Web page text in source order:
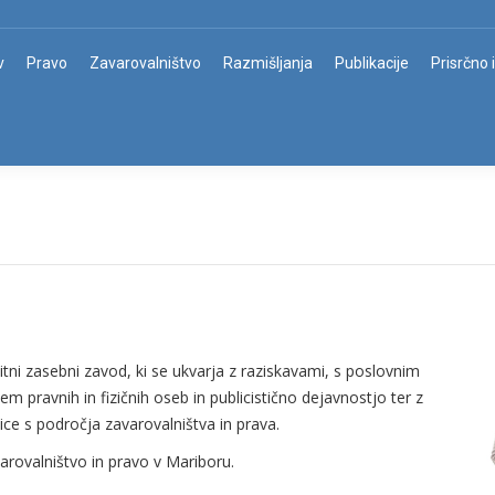
Pravo Zavarovalništvo Razmišljanja Publikacije Prisrčno
zasebni zavod, ki se ukvarja z raziskavami, s poslovnim
pravnih in fizičnih oseb in publicistično dejavnostjo ter z
s področja zavarovalništva in prava.
in pravo v Mariboru.